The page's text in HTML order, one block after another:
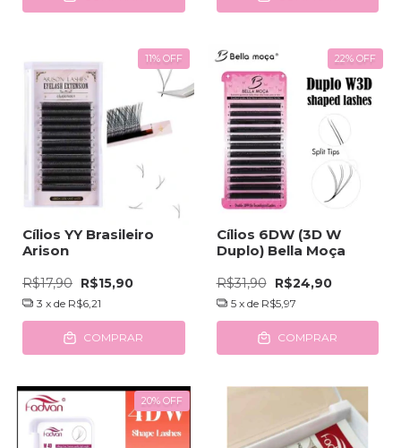
11% OFF
Cílios YY Brasileiro
Arison
R$17,90 R$15,90
3 x de R$6,21
COMPRAR
22% OFF
Cílios 6DW (3D W
Duplo) Bella Moça
R$31,90 R$24,90
5 x de R$5,97
COMPRAR
20% OFF